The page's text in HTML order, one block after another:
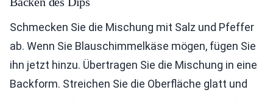
Schmecken Sie die Mischung mit Salz und Pfeffer
ab. Wenn Sie Blauschimmelkäse mögen, fügen Sie
ihn jetzt hinzu. Übertragen Sie die Mischung in eine
Backform. Streichen Sie die Oberfläche glatt und